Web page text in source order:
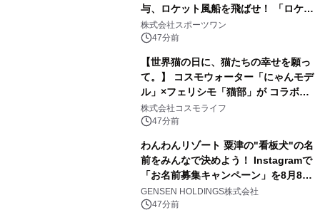
与、ロケット風船を飛ばせ！ 「ロケッ
トマラソン2026」開催
株式会社スポーツワン
47分前
【世界猫の日に、猫たちの幸せを願っ
て。】 コスモウォーター「にゃんモデ
ル」×フェリシモ「猫部」が コラボキ
ャンペーンを実施
株式会社コスモライフ
47分前
わんわんリゾート 粟津の"看板犬"の名
前をみんなで決めよう！ Instagramで
「お名前募集キャンペーン」を8月8日
(土)より開催
GENSEN HOLDINGS株式会社
47分前